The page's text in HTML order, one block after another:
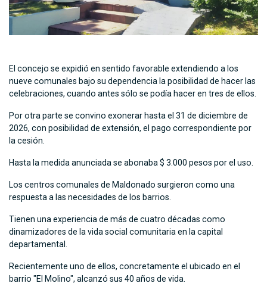
El concejo se expidió en sentido favorable extendiendo a los
nueve comunales bajo su dependencia la posibilidad de hacer las
celebraciones, cuando antes sólo se podía hacer en tres de ellos.
Por otra parte se convino exonerar hasta el 31 de diciembre de
2026, con posibilidad de extensión, el pago correspondiente por
la cesión.
Hasta la medida anunciada se abonaba $ 3.000 pesos por el uso.
Los centros comunales de Maldonado surgieron como una
respuesta a las necesidades de los barrios.
Tienen una experiencia de más de cuatro décadas como
dinamizadores de la vida social comunitaria en la capital
departamental.
Recientemente uno de ellos, concretamente el ubicado en el
barrio "El Molino", alcanzó sus 40 años de vida.